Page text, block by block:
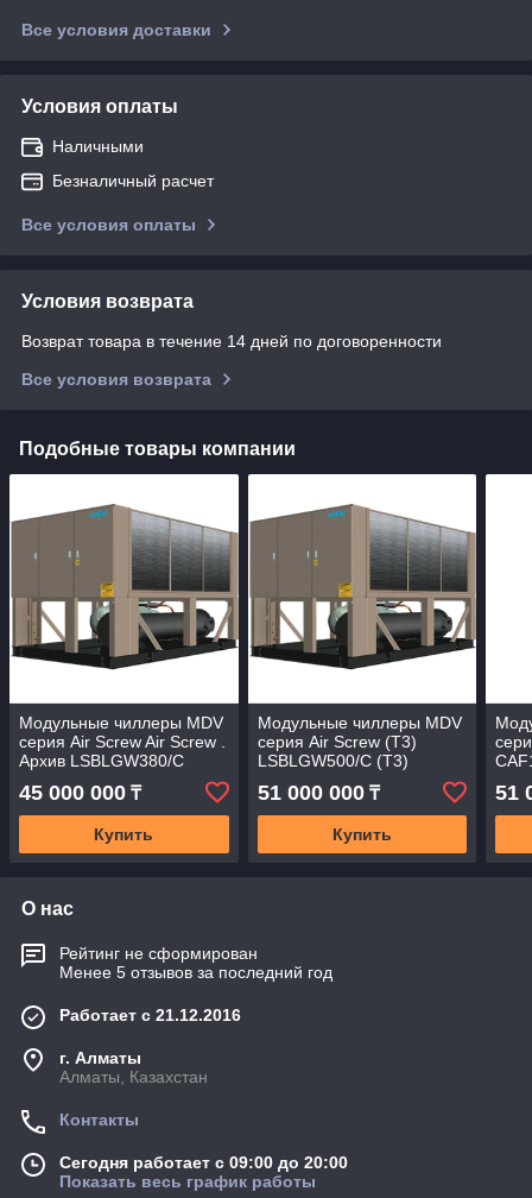
Все условия доставки
Условия оплаты
Наличными
Безналичный расчет
Все условия оплаты
Условия возврата
Возврат товара в течение 14 дней по договоренности
Все условия возврата
Подобные товары компании
Модульные чиллеры MDV
серия Air Screw Air Screw .
Архив LSBLGW380/C
45 000 000 ₸
Купить
Модульные чиллеры MDV
серия Air Screw (T3)
LSBLGW500/C (T3)
51 000 000₸
Купить
51
О нас
Рейтинг не сформирован
Менее 5 отзывов за последний год
Работает с 21.12.2016
г. Алматы
Алматы, Казахстан
Контакты
Сегодня работает с 09:00 до 20:00
Показать весь график работы